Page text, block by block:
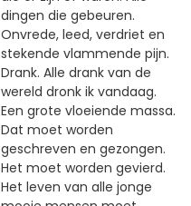
dingen die gebeuren.
Onvrede, leed, verdriet en
stekende vlammende pijn.
Drank. Alle drank van de
wereld dronk ik vandaag.
Een grote vloeiende massa.
Dat moet worden
geschreven en gezongen.
Het moet worden gevierd.
Het leven van alle jonge